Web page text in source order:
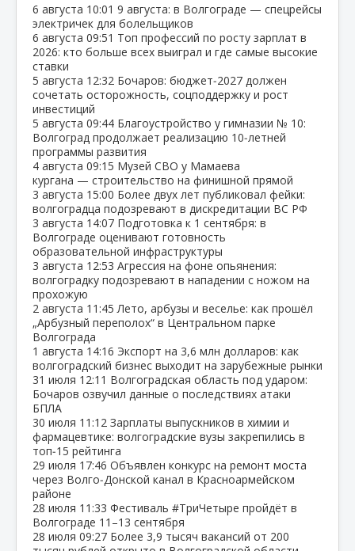
6 августа 10:01 9 августа: в Волгограде — спецрейсы
электричек для болельщиков
6 августа 09:51 Топ профессий по росту зарплат в
2026: кто больше всех выиграл и где самые высокие
ставки
5 августа 12:32 Бочаров: бюджет‑2027 должен
сочетать осторожность, соцподдержку и рост
инвестиций
5 августа 09:44 Благоустройство у гимназии № 10:
Волгоград продолжает реализацию 10‑летней
программы развития
4 августа 09:15 Музей СВО у Мамаева
кургана — строительство на финишной прямой
3 августа 15:00 Более двух лет публиковал фейки:
волгоградца подозревают в дискредитации ВС РФ
3 августа 14:07 Подготовка к 1 сентября: в
Волгограде оценивают готовность
образовательной инфраструктуры
3 августа 12:53 Агрессия на фоне опьянения:
волгоградку подозревают в нападении с ножом на
прохожую
2 августа 11:45 Лето, арбузы и веселье: как прошёл
„Арбузный переполох“ в Центральном парке
Волгограда
1 августа 14:16 Экспорт на 3,6 млн долларов: как
волгоградский бизнес выходит на зарубежные рынки
31 июля 12:11 Волгоградская область под ударом:
Бочаров озвучил данные о последствиях атаки
БПЛА
30 июля 11:12 Зарплаты выпускников в химии и
фармацевтике: волгоградские вузы закрепились в
топ‑15 рейтинга
29 июля 17:46 Объявлен конкурс на ремонт моста
через Волго‑Донской канал в Красноармейском
районе
28 июля 11:33 Фестиваль #ТриЧетыре пройдёт в
Волгограде 11–13 сентября
28 июля 09:27 Более 3,9 тысяч вакансий от 200